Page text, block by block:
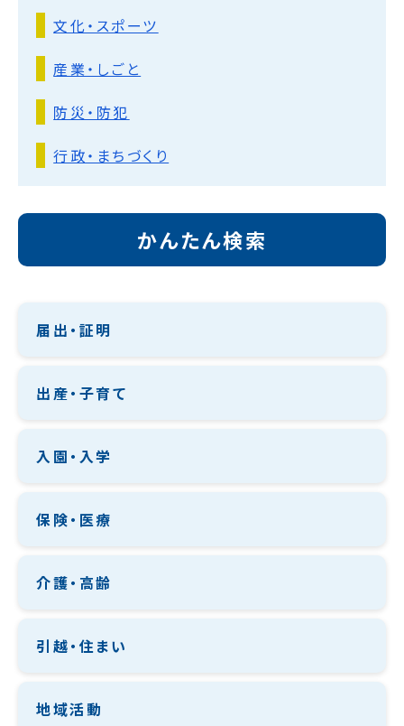
文化・スポーツ
産業・しごと
防災・防犯
行政・まちづくり
かんたん検索
届出・証明
出産・子育て
入園・入学
保険・医療
介護・高齢
引越・住まい
地域活動